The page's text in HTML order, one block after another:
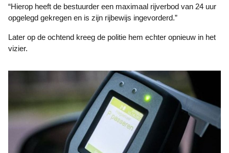
“Hierop heeft de bestuurder een maximaal rijverbod van 24 uur
opgelegd gekregen en is zijn rijbewijs ingevorderd.”
Later op de ochtend kreeg de politie hem echter opnieuw in het
vizier.